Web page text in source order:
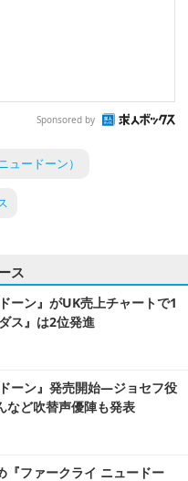
Sponsored by
ュードーン）
ス
ーン』がUK売上チャートで1
ス』は2位発進
ーン』発売開始―ジョセフ役
など吹替声優陣も発表
『ファークライ ニュードー